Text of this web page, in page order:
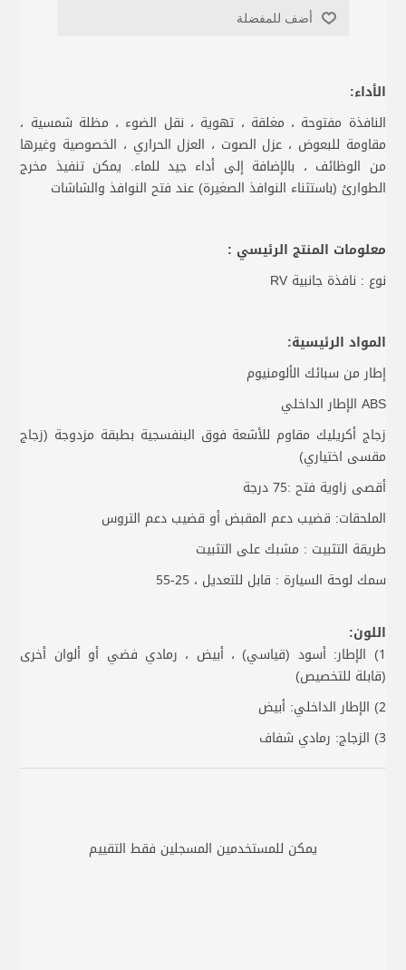
أضف للمفضلة
الأداء:
النافذة مفتوحة ، مغلقة ، تهوية ، نقل الضوء ، مظلة شمسية ،
مقاومة للبعوض ، عزل الصوت ، العزل الحراري ، الخصوصية وغيرها
من الوظائف ، بالإضافة إلى أداء جيد للماء. يمكن تنفيذ مخرج
الطوارئ (باستثناء النوافذ الصغيرة) عند فتح النوافذ والشاشات
معلومات المنتج الرئيسي :
نوع : نافذة جانبية RV
المواد الرئيسية:
إطار من سبائك الألومنيوم
ABS الإطار الداخلي
زجاج أكريليك مقاوم للأشعة فوق البنفسجية بطبقة مزدوجة (زجاج
مقسى اختياري)
أقصى زاوية فتح :75 درجة
الملحقات: قضيب دعم المقبض أو قضيب دعم التروس
طريقة التثبيت : مشبك على التثبيت
سمك لوحة السيارة : قابل للتعديل ، 25-55
اللون:
1) الإطار: أسود (قياسي) ، أبيض ، رمادي فضي أو ألوان أخرى
(قابلة للتخصيص)
2) الإطار الداخلي: أبيض
3) الزجاج: رمادي شفاف
يمكن للمستخدمين المسجلين فقط التقييم